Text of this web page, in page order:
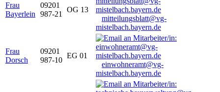
Frau
Bayerlein
09201
987-21
OG 13
mitteilungsblatt@vg-
mistelbach.bayern.de
Frau
Dorsch
09201
987-10
EG 01
einwohneramt@vg-
mistelbach.bayern.de